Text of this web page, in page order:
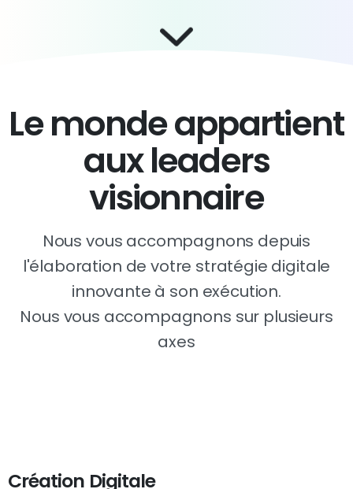
Le monde appartient
aux leaders
visionnaire
Nous vous accompagnons depuis
l'élaboration de votre stratégie digitale
innovante à son exécution.
Nous vous accompagnons sur plusieurs
axes
Création Digitale